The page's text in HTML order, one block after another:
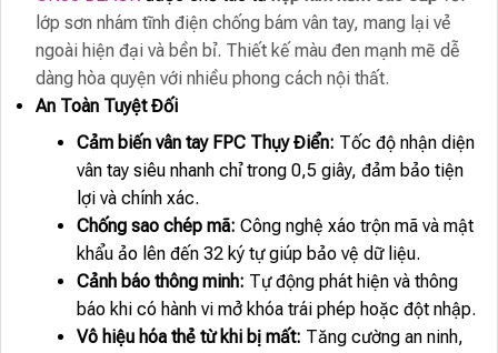
lớp sơn nhám tĩnh điện chống bám vân tay, mang lại vẻ
ngoài hiện đại và bền bỉ. Thiết kế màu đen mạnh mẽ dễ
dàng hòa quyện với nhiều phong cách nội thất.
An Toàn Tuyệt Đối
Cảm biến vân tay FPC Thụy Điển: Tốc độ nhận diện
vân tay siêu nhanh chỉ trong 0,5 giây, đảm bảo tiện
lợi và chính xác.
Chống sao chép mã: Công nghệ xáo trộn mã và mật
khẩu ảo lên đến 32 ký tự giúp bảo vệ dữ liệu.
Cảnh báo thông minh: Tự động phát hiện và thông
báo khi có hành vi mở khóa trái phép hoặc đột nhập.
Vô hiệu hóa thẻ từ khi bị mất: Tăng cường an ninh,